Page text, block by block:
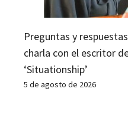
Preguntas y
charla con el escritor
‘Situationship’
5 de agosto de 2026